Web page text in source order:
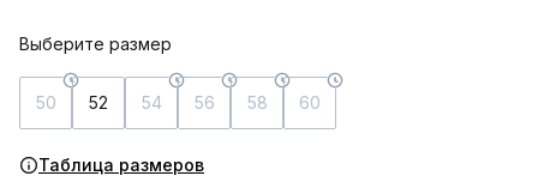
Выберите размер
50 52 54 56 58 60
Таблица размеров